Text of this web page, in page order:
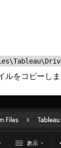
をコピーしま